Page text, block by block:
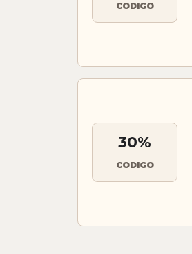
CODIGO
30%
CODIGO